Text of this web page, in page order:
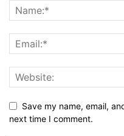
Save my name, email,
next time I comment.